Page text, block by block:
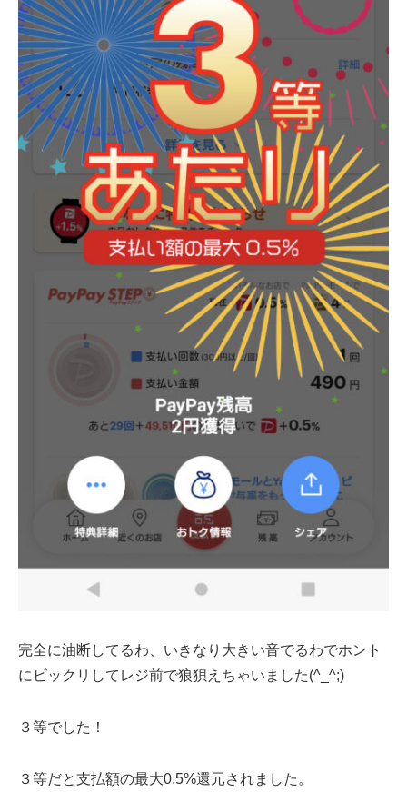
完全に油断してるわ、いきなり大きい音でるわでホント
にビックリしてレジ前で狼狽えちゃいました(^_^;)
３等でした！
３等だと支払額の最大0.5%還元されました。